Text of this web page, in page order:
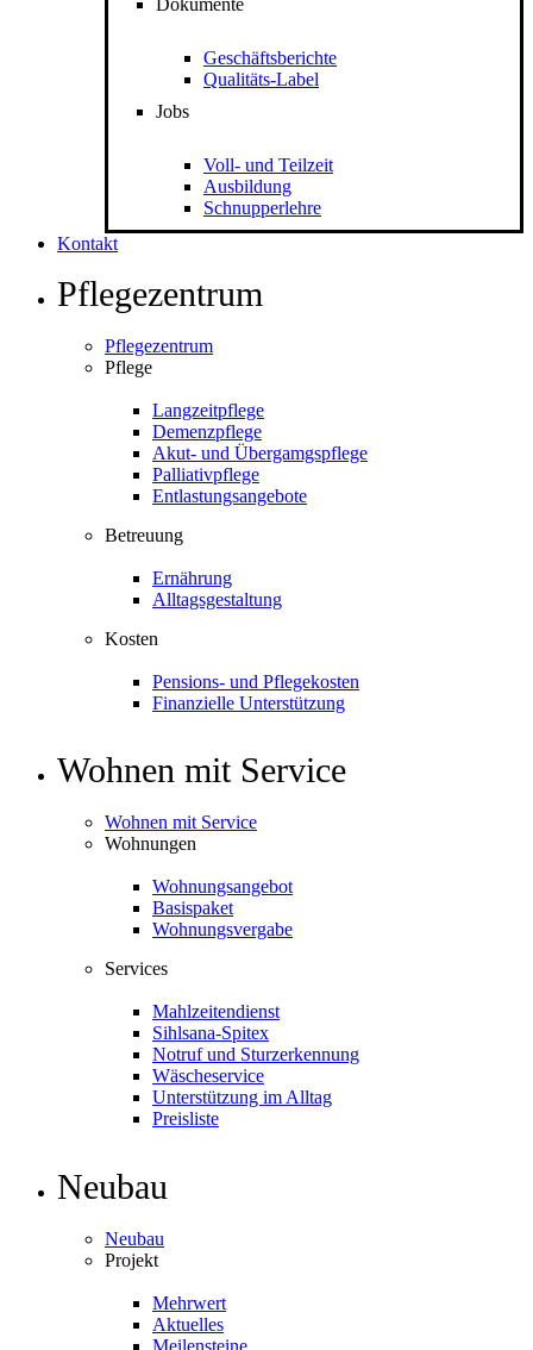
Dokumente
Geschäftsberichte
Qualitäts-Label
Jobs
Voll- und Teilzeit
Ausbildung
Schnupperlehre
Kontakt
Pflegezentrum
Pflegezentrum
Pflege
Langzeitpflege
Demenzpflege
Akut- und Übergamgspflege
Palliativpflege
Entlastungsangebote
Betreuung
Ernährung
Alltagsgestaltung
Kosten
Pensions- und Pflegekosten
Finanzielle Unterstützung
Wohnen mit Service
Wohnen mit Service
Wohnungen
Wohnungsangebot
Basispaket
Wohnungsvergabe
Services
Mahlzeitendienst
Sihlsana-Spitex
Notruf und Sturzerkennung
Wäscheservice
Unterstützung im Alltag
Preisliste
Neubau
Neubau
Projekt
Mehrwert
Aktuelles
Meilensteine